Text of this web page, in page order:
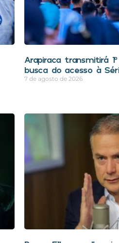
Arapiraca transmitirá
busca do acesso à
7 de agosto de 2026